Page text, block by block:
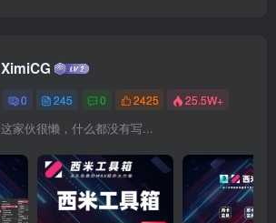
XimiCG
0 245 0 2425 25.5W+
这家伙很懒，什么都没有写...